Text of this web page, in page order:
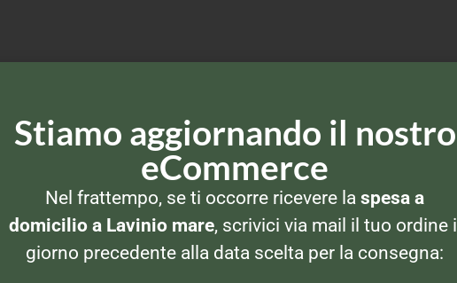
Stiamo aggiornando il nostro
eCommerce
Nel frattempo, se ti occorre ricevere la spesa a
domicilio a Lavinio mare, scrivici via mail il tuo ordine il
giorno precedente alla data scelta per la consegna: